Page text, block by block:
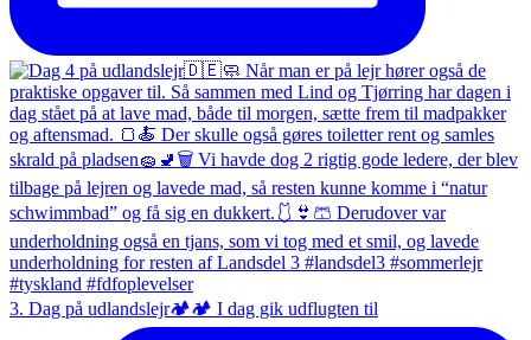
3. Dag på udlandslejr🏕️🏕️ I dag gik udflugten til